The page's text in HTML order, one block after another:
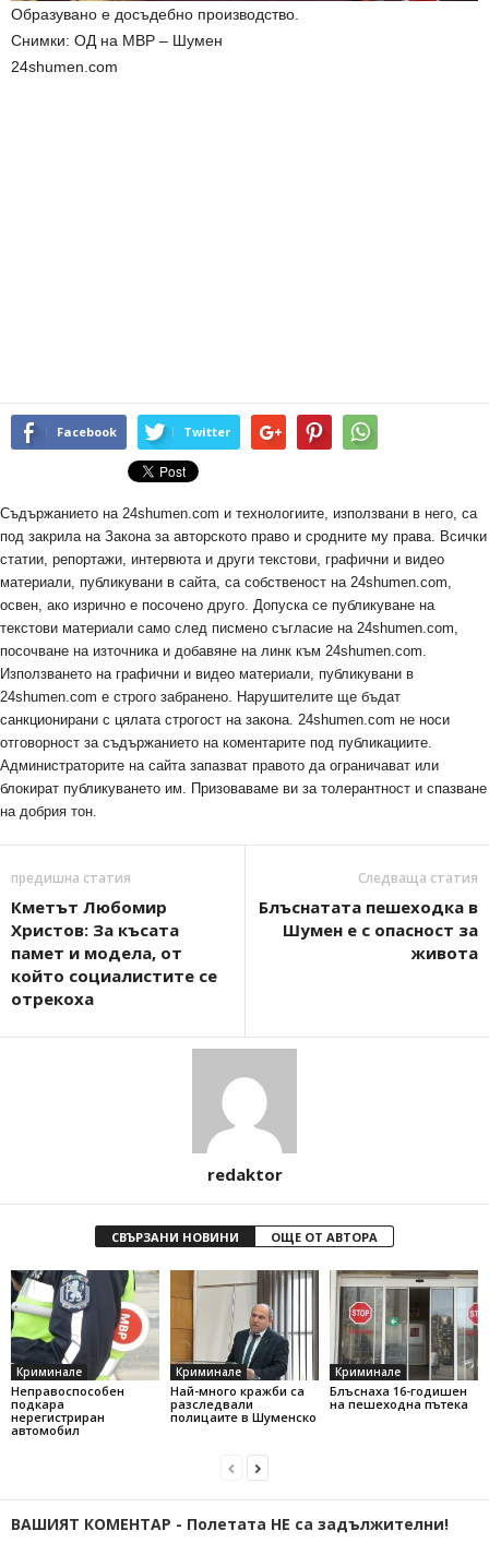
Образувано е досъдебно производство.
Снимки: ОД на МВР – Шумен
24shumen.com
Facebook Twitter
Съдържанието на 24shumen.com и технологиите, използвани в него, са
под закрила на Закона за авторското право и сродните му права. Всички
статии, репортажи, интервюта и други текстови, графични и видео
материали, публикувани в сайта, са собственост на 24shumen.com,
освен, ако изрично е посочено друго. Допуска се публикуване на
текстови материали само след писмено съгласие на 24shumen.com,
посочване на източника и добавяне на линк към 24shumen.com.
Използването на графични и видео материали, публикувани в
24shumen.com е строго забранено. Нарушителите ще бъдат
санкционирани с цялата строгост на закона. 24shumen.com не носи
отговорност за съдържанието на коментарите под публикациите.
Администраторите на сайта запазват правото да ограничават или
блокират публикуването им. Призоваваме ви за толерантност и спазване
на добрия тон.
предишна статия
Кметът Любомир
Христов: За късата
памет и модела, от
който социалистите се
отрекоха
Следваща статия
Блъснатата пешеходка в
Шумен е с опасност за
живота
redaktor
СВЪРЗАНИ НОВИНИ ОЩЕ ОТ АВТОРА
Криминале
Неправоспособен
подкара
нерегистриран
автомобил
Криминале
Най-много кражби са
разследвали
полицаите в Шуменско
Криминале
Блъснаха 16-годишен
на пешеходна пътека
ВАШИЯТ КОМЕНТАР - Полетата НЕ са задължителни!